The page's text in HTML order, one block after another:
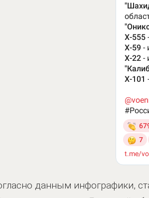
данным инфографики,